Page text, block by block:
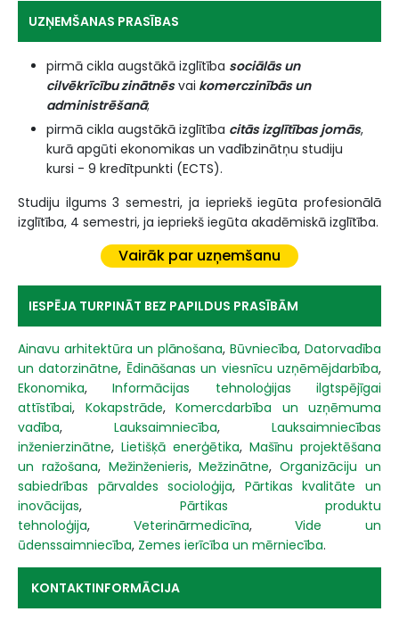
UZŅEMŠANAS PRASĪBAS
pirmā cikla augstākā izglītība sociālās un
cilvēkrīcību zinātnēsvai komerczinībās un
administrēšanā;
pirmā cikla augstākā izglītība citās izglītības jomās,
kurā apgūti ekonomikas un vadībzinātņu studiju
kursi - 9 kredītpunkti (ECTS).
Studiju ilgums 3 semestri, ja iepriekš iegūta profesionālā
izglītība, 4 semestri, ja iepriekš iegūta akadēmiskā izglītība.
Vairāk par uzņemšanu
IESPĒJA TURPINĀT BEZ PAPILDUS PRASĪBĀM
Ainavu arhitektūra un plānošana, Būvniecība, Datorvadība
un datorzinātne, Ēdināšanas un viesnīcu uzņēmējdarbība,
Ekonomika,Informācijas tehnoloģijas ilgtspējīgai
attīstībai, Kokapstrāde, Komercdarbība un uzņēmuma
vadība, Lauksaimniecība, Lauksaimniecības
inženierzinātne, Lietišķā enerģētika, Mašīnu projektēšana
un ražošana, Mežinženieris,Mežzinātne,Organizāciju un
sabiedrības pārvaldes socioloģija, Pārtikas kvalitāte un
inovācijas, Pārtikas produktu
tehnoloģija, Veterinārmedicīna,Vide un
ūdenssaimniecība, Zemes ierīcība un mērniecība.
KONTAKTINFORMĀCIJA